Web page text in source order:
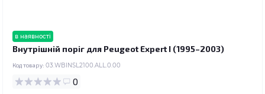
в наявності
Внутрішній поріг для Peugeot Expert I (1995–2003)
Код товару: 03.WBINSL2100.ALL.0.00
0